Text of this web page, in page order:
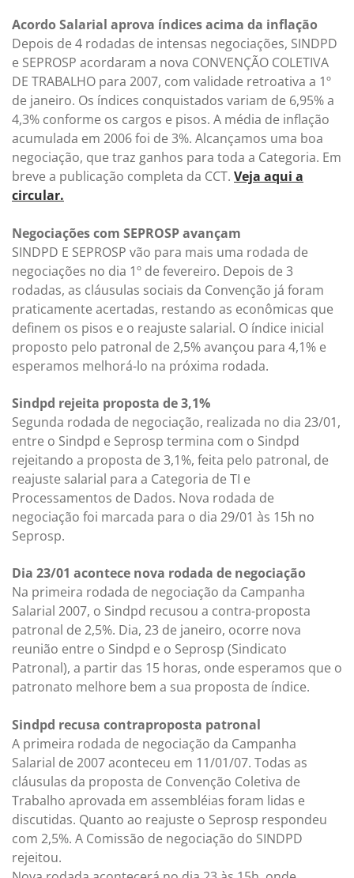
Acordo Salarial aprova índices acima da inflação
Depois de 4 rodadas de intensas negociações, SINDPD
e SEPROSP acordaram a nova CONVENÇÃO COLETIVA
DE TRABALHO para 2007, com validade retroativa a 1º
de janeiro. Os índices conquistados variam de 6,95% a
4,3% conforme os cargos e pisos. A média de inflação
acumulada em 2006 foi de 3%. Alcançamos uma boa
negociação, que traz ganhos para toda a Categoria. Em
breve a publicação completa da CCT. Veja aqui a
circular.
Negociações com SEPROSP avançam
SINDPD E SEPROSP vão para mais uma rodada de
negociações no dia 1º de fevereiro. Depois de 3
rodadas, as cláusulas sociais da Convenção já foram
praticamente acertadas, restando as econômicas que
definem os pisos e o reajuste salarial. O índice inicial
proposto pelo patronal de 2,5% avançou para 4,1% e
esperamos melhorá-lo na próxima rodada.
Sindpd rejeita proposta de 3,1%
Segunda rodada de negociação, realizada no dia 23/01,
entre o Sindpd e Seprosp termina com o Sindpd
rejeitando a proposta de 3,1%, feita pelo patronal, de
reajuste salarial para a Categoria de TI e
Processamentos de Dados. Nova rodada de
negociação foi marcada para o dia 29/01 às 15h no
Seprosp.
Dia 23/01 acontece nova rodada de negociação
Na primeira rodada de negociação da Campanha
Salarial 2007, o Sindpd recusou a contra-proposta
patronal de 2,5%. Dia, 23 de janeiro, ocorre nova
reunião entre o Sindpd e o Seprosp (Sindicato
Patronal), a partir das 15 horas, onde esperamos que o
patronato melhore bem a sua proposta de índice.
Sindpd recusa contraproposta patronal
A primeira rodada de negociação da Campanha
Salarial de 2007 aconteceu em 11/01/07. Todas as
cláusulas da proposta de Convenção Coletiva de
Trabalho aprovada em assembléias foram lidas e
discutidas. Quanto ao reajuste o Seprosp respondeu
com 2,5%. A Comissão de negociação do SINDPD
rejeitou.